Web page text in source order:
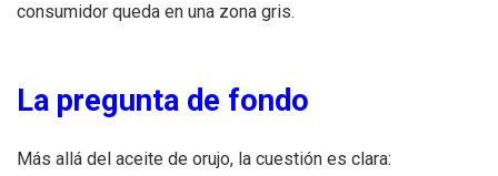
consumidor queda en una zona gris.
La pregunta de fondo
Más allá del aceite de orujo, la cuestión es clara: